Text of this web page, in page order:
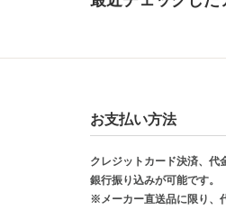
お支払い方法
クレジットカード決済、代
銀行振り込みが可能です。
※メーカー直送品に限り、